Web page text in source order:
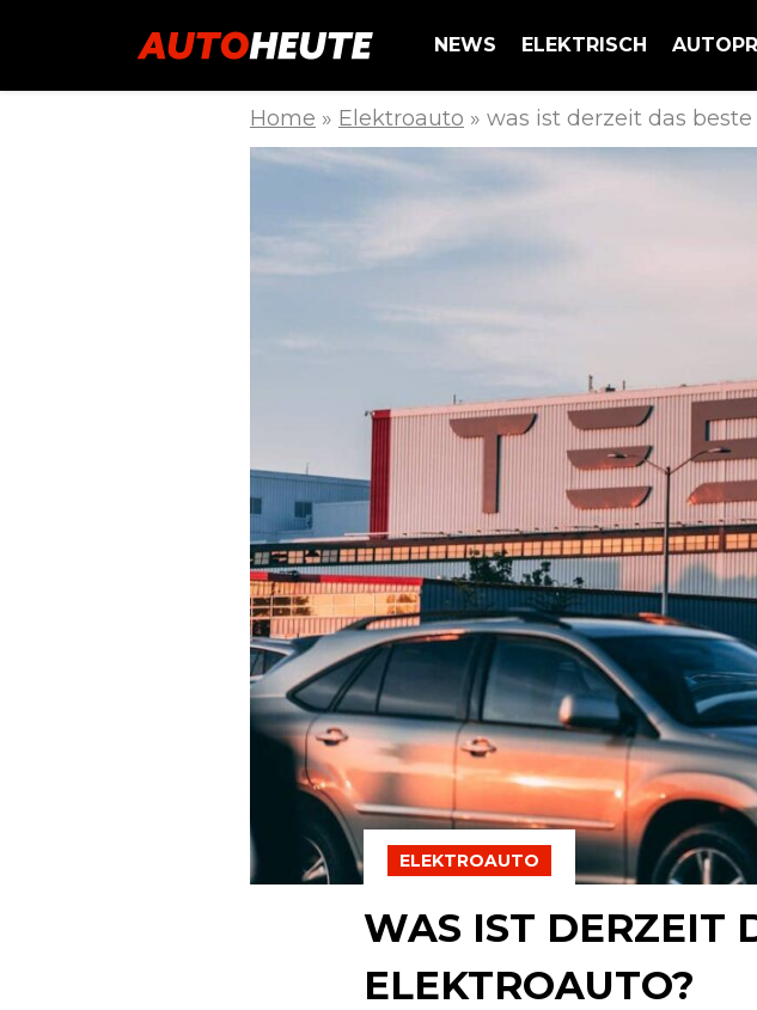
NEWS ELEKTRISCH
Home » Elektroauto » was ist derzeit das
ELEKTROAUTO
WAS IST DERZEIT
ELEKTROAUTO?